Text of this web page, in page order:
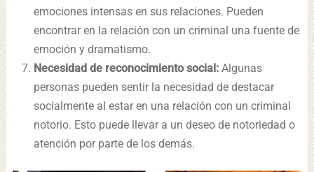
emociones intensas en sus relaciones. Pueden
encontrar en la relación con un criminal una fuente de
emoción y dramatismo.
Necesidad de reconocimiento social:Algunas
personas pueden sentir la necesidad de destacar
socialmente al estar en una relación con un criminal
notorio. Esto puede llevar a un deseo de notoriedad o
atención por parte de los demás.